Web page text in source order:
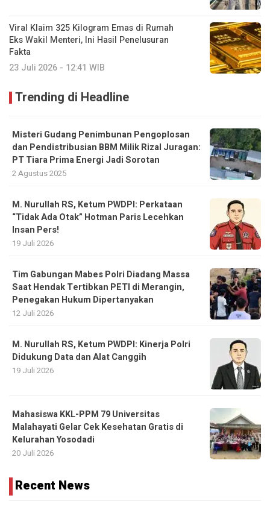
Viral Klaim 325 Kilogram Emas di Rumah
Eks Wakil Menteri, Ini Hasil Penelusuran
Fakta
23 Juli 2026 - 12:41 WIB
Trending di Headline
Misteri Gudang Penimbunan Pengoplosan
dan Pendistribusian BBM Milik Rizal Juragan:
PT Tiara Prima Energi Jadi Sorotan
2 Agustus 2025
M. Nurullah RS, Ketum PWDPI: Perkataan
“Tidak Ada Otak” Hotman Paris Lecehkan
Insan Pers!
19 Juli 2026
Tim Gabungan Mabes Polri Diadang Massa
Saat Hendak Tertibkan PETI di Merangin,
Penegakan Hukum Dipertanyakan
12 Juli 2026
M. Nurullah RS, Ketum PWDPI: Kinerja Polri
Didukung Data dan Alat Canggih
19 Juli 2026
Mahasiswa KKL-PPM 79 Universitas
Malahayati Gelar Cek Kesehatan Gratis di
Kelurahan Yosodadi
20 Juli 2026
Recent News